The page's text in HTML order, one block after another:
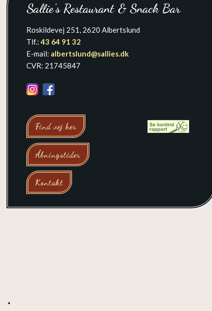
​Sallie's Restaurant & Snack Bar
Roskildevej 251, 2620 Albertslund
Tlf.:43 64 91 32
E-mail: albertslund@sallies.dk​
CVR: 21745847
Find vej her
Åbningstider
Kontakt